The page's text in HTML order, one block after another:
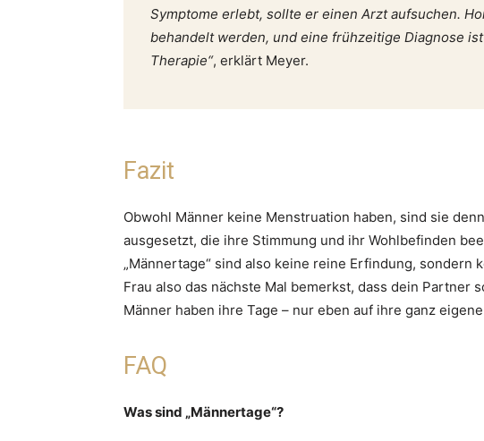
Symptome erlebt, sollte er einen Arzt aufsuchen.
behandelt werden, und eine frühzeitige Diagnose
Therapie“, erklärt Meyer.
Fazit
Obwohl Männer keine Menstruation haben, sind sie
ausgesetzt, die ihre Stimmung und ihr Wohlbefinden
„Männertage“ sind also keine reine Erfindung, sondern
Frau also das nächste Mal bemerkst, dass dein Partner
Männer haben ihre Tage – nur eben auf ihre ganz
FAQ
Was sind „Männertage“?